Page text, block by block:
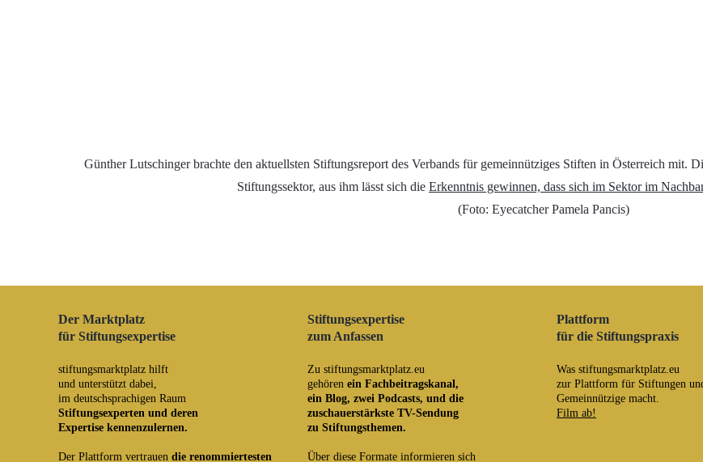
Günther Lutschinger brachte den aktuellsten Stiftungsreport des Verbands für gemeinnütziges Stiften in Österreich mit.
Stiftungssektor, aus ihm lässt sich die Erkenntnis gewinnen, dass sich im Sektor im
(Foto: Eyecatcher Pamela Pancis)
Der Marktplatz
für Stiftungsexpertise
stiftungsmarktplatz hilft
und unterstützt dabei,
im deutschsprachigen Raum
Stiftungsexperten und deren
Expertise kennenzulernen.
Der Plattform vertrauen die renommiertesten
Stiftungsexpertise
zum Anfassen
Zu stiftungsmarktplatz.eu
gehören ein Fachbeitragskanal,
ein Blog, zwei Podcasts, und die
zuschauerstärkste TV-Sendung
zu Stiftungsthemen.
Über diese Formate informieren sich
Plattform
für die Stiftungspraxis
Was stiftungsmarktplatz.eu
zur Plattform für Stiftungen
Gemeinnützige macht.
Film ab!